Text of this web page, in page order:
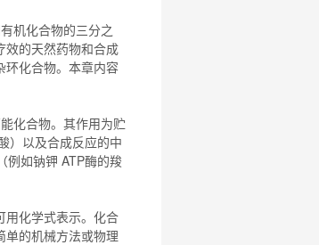
机化合物的三分之
效的天然药物和合成
环化合物。本章内容
化合物。其作用为贮
）以及合成反应的中
例如钠钾 ATP酶的羧
化学式表示。 化合
单的机械方法或物理